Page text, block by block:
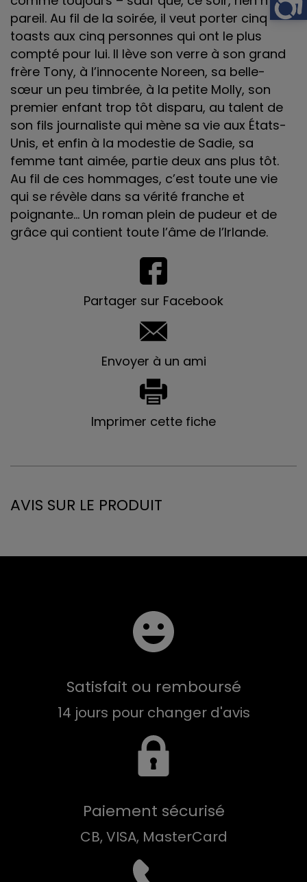
pareil. Au fil de la soirée, il veut porter cinq
toasts aux cinq personnes qui ont le plus
compté pour lui. Il lève son verre à son grand
frère Tony, à l’innocente Noreen, sa belle-
sœur un peu timbrée, à la petite Molly, son
premier enfant trop tôt disparu, au talent de
son fils journaliste qui mène sa vie aux États-
Unis, et enfin à la modestie de Sadie, sa
femme tant aimée, partie deux ans plus tôt.
Au fil de ces hommages, c’est toute une vie
qui se révèle dans sa vérité franche et
poignante… Un roman plein de pudeur et de
grâce qui contient toute l’âme de l’Irlande.
Partager sur Facebook
Envoyer à un ami
Imprimer cette fiche
AVIS SUR LE PRODUIT
Satisfait ou remboursé
14 jours pour changer d'avis
Paiement sécurisé
CB, VISA, MasterCard